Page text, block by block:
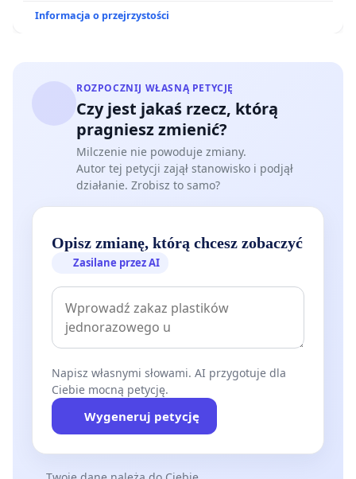
Informacja o przejrzystości
ROZPOCZNIJ WŁASNĄ PETYCJĘ
Czy jest jakaś rzecz, którą
pragniesz zmienić?
Milczenie nie powoduje zmiany.
Autor tej petycji zajął stanowisko i podjął
działanie. Zrobisz to samo?
Opisz zmianę, którą chcesz zobaczyć
Zasilane przez AI
Napisz własnymi słowami. AI przygotuje dla
Ciebie mocną petycję.
Wygeneruj petycję